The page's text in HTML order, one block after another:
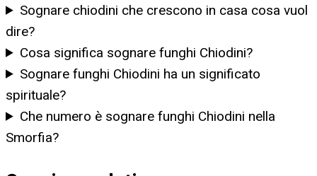
Sognare chiodini che crescono in casa cosa vuol
dire?
Cosa significa sognare funghi Chiodini?
Sognare funghi Chiodini ha un significato
spirituale?
Che numero è sognare funghi Chiodini nella
Smorfia?